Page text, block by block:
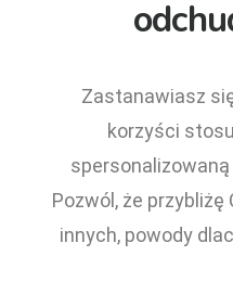
Zastanawiasz
korzyści
Pozwól, że
innych, powody